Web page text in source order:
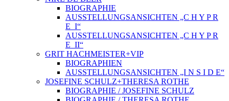
BIOGRAPHIE
AUSSTELLUNGSANSICHTEN „C H Y P R
E_I“
AUSSTELLUNGSANSICHTEN „C H Y P R
E_II“
GRIT HACHMEISTER+VIP
BIOGRAPHIEN
AUSSTELLUNGSANSICHTEN „I N S I D E“
JOSEFINE SCHULZ+THERESA ROTHE
BIOGRAPHIE / JOSEFINE SCHULZ